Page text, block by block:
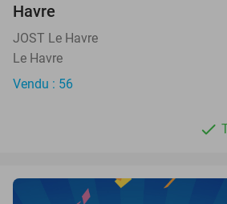
Havre
JOST Le Havre
Le Havre
Vendu : 56